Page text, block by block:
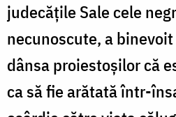
judecățile Sale cele
necunoscute, a
dânsa proiestoșilor că
ca să fie arătată într-